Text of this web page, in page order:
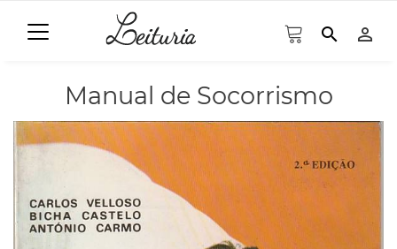
search person_outline
Manual de Socorrismo